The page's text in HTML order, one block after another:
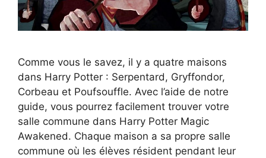
Comme vous le savez, il y a quatre maisons
dans Harry Potter : Serpentard, Gryffondor,
Corbeau et Poufsouffle. Avec l’aide de notre
guide, vous pourrez facilement trouver votre
salle commune dans Harry Potter Magic
Awakened. Chaque maison a sa propre salle
commune où les élèves résident pendant leur